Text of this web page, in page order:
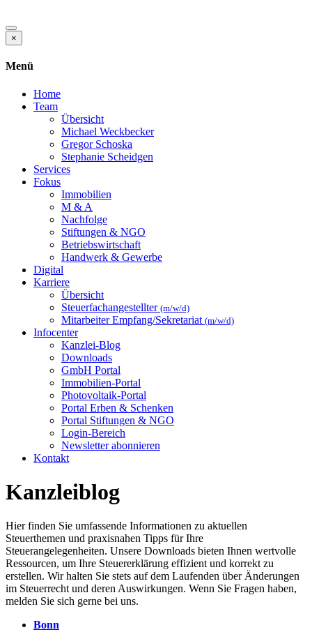
×
Menü
Home
Team
Übersicht
Michael Weckbecker
Gregor Schoska
Stephanie Scheidgen
Services
Fokus
Immobilien
M & A
Nachfolge
Stiftungen & NGO
Betriebswirtschaft
Handwerk & Gewerbe
Digital
Karriere
Übersicht
Steuerfachangestellter (m/w/d)
Mitarbeiter Empfang/Sekretariat (m/w/d)
Infocenter
Kanzlei-Blog
Downloads
GmbH Portal
Immobilien-Portal
Photovoltaik-Portal
Portal Erben & Schenken
Portal Stiftungen & NGO
Login-Bereich
Newsletter abonnieren
Kontakt
Kanzleiblog
Hier finden Sie umfassende Informationen zu aktuellen
Steuerthemen und praxisnahen Tipps für Ihre
Steuerangelegenheiten. Unsere Downloads bieten Ihnen wertvolle
Ressourcen, um Ihre Steuererklärung effizient und korrekt zu
erstellen. Wir halten Sie stets auf dem Laufenden über Änderungen
im Steuerrecht und deren Auswirkungen. Wenn Sie Fragen haben,
melden Sie sich gerne bei uns.
Bonn